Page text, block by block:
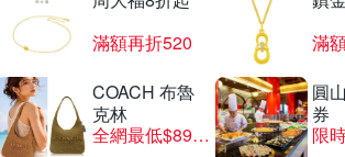
滿額再折520
滿
COACH 布魯
克林
全網最低$8999
圓
券
限